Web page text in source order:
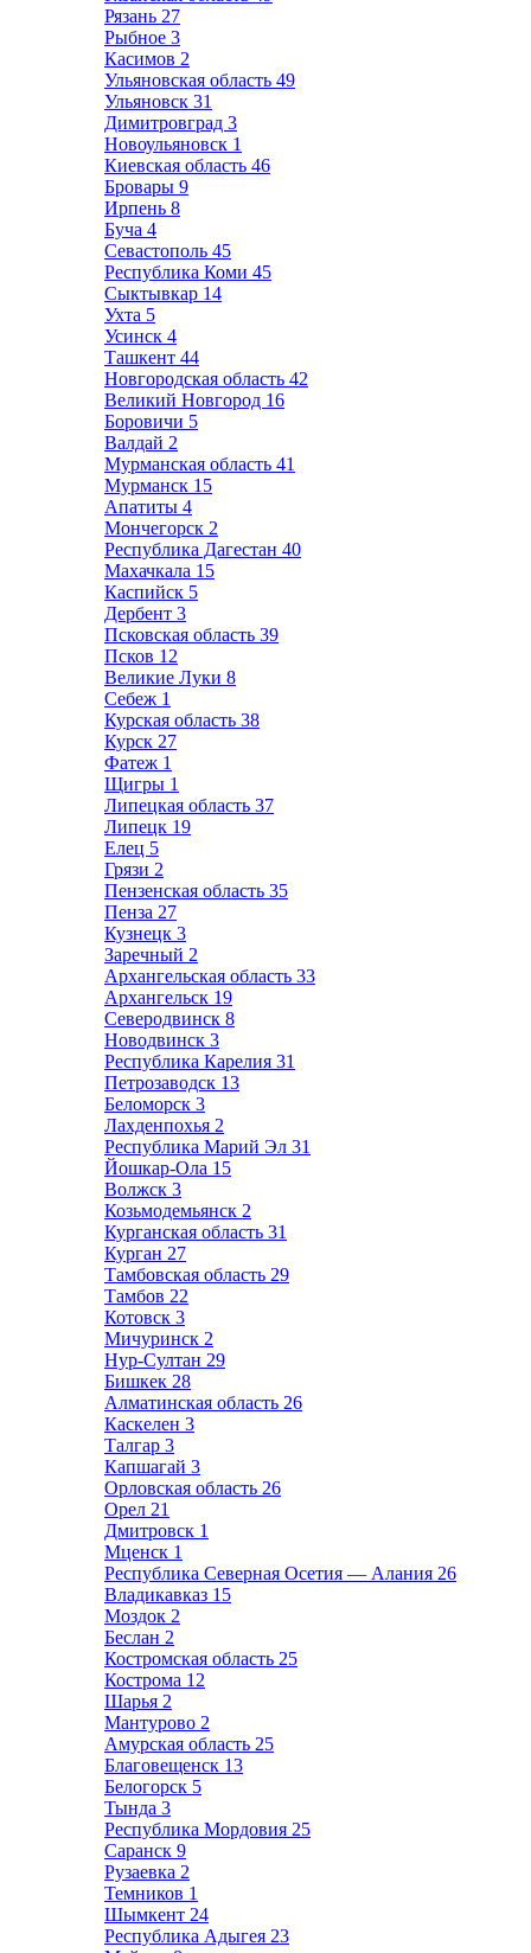
Рязань 27
Рыбное 3
Касимов 2
Ульяновская область 49
Ульяновск 31
Димитровград 3
Новоульяновск 1
Киевская область 46
Бровары 9
Ирпень 8
Буча 4
Севастополь 45
Республика Коми 45
Сыктывкар 14
Ухта 5
Усинск 4
Ташкент 44
Новгородская область 42
Великий Новгород 16
Боровичи 5
Валдай 2
Мурманская область 41
Мурманск 15
Апатиты 4
Мончегорск 2
Республика Дагестан 40
Махачкала 15
Каспийск 5
Дербент 3
Псковская область 39
Псков 12
Великие Луки 8
Себеж 1
Курская область 38
Курск 27
Фатеж 1
Щигры 1
Липецкая область 37
Липецк 19
Елец 5
Грязи 2
Пензенская область 35
Пенза 27
Кузнецк 3
Заречный 2
Архангельская область 33
Архангельск 19
Северодвинск 8
Новодвинск 3
Республика Карелия 31
Петрозаводск 13
Беломорск 3
Лахденпохья 2
Республика Марий Эл 31
Йошкар-Ола 15
Волжск 3
Козьмодемьянск 2
Курганская область 31
Курган 27
Тамбовская область 29
Тамбов 22
Котовск 3
Мичуринск 2
Нур-Султан 29
Бишкек 28
Алматинская область 26
Каскелен 3
Талгар 3
Капшагай 3
Орловская область 26
Орел 21
Дмитровск 1
Мценск 1
Республика Северная Осетия — Алания 26
Владикавказ 15
Моздок 2
Беслан 2
Костромская область 25
Кострома 12
Шарья 2
Мантурово 2
Амурская область 25
Благовещенск 13
Белогорск 5
Тында 3
Республика Мордовия 25
Саранск 9
Рузаевка 2
Темников 1
Шымкент 24
Республика Адыгея 23